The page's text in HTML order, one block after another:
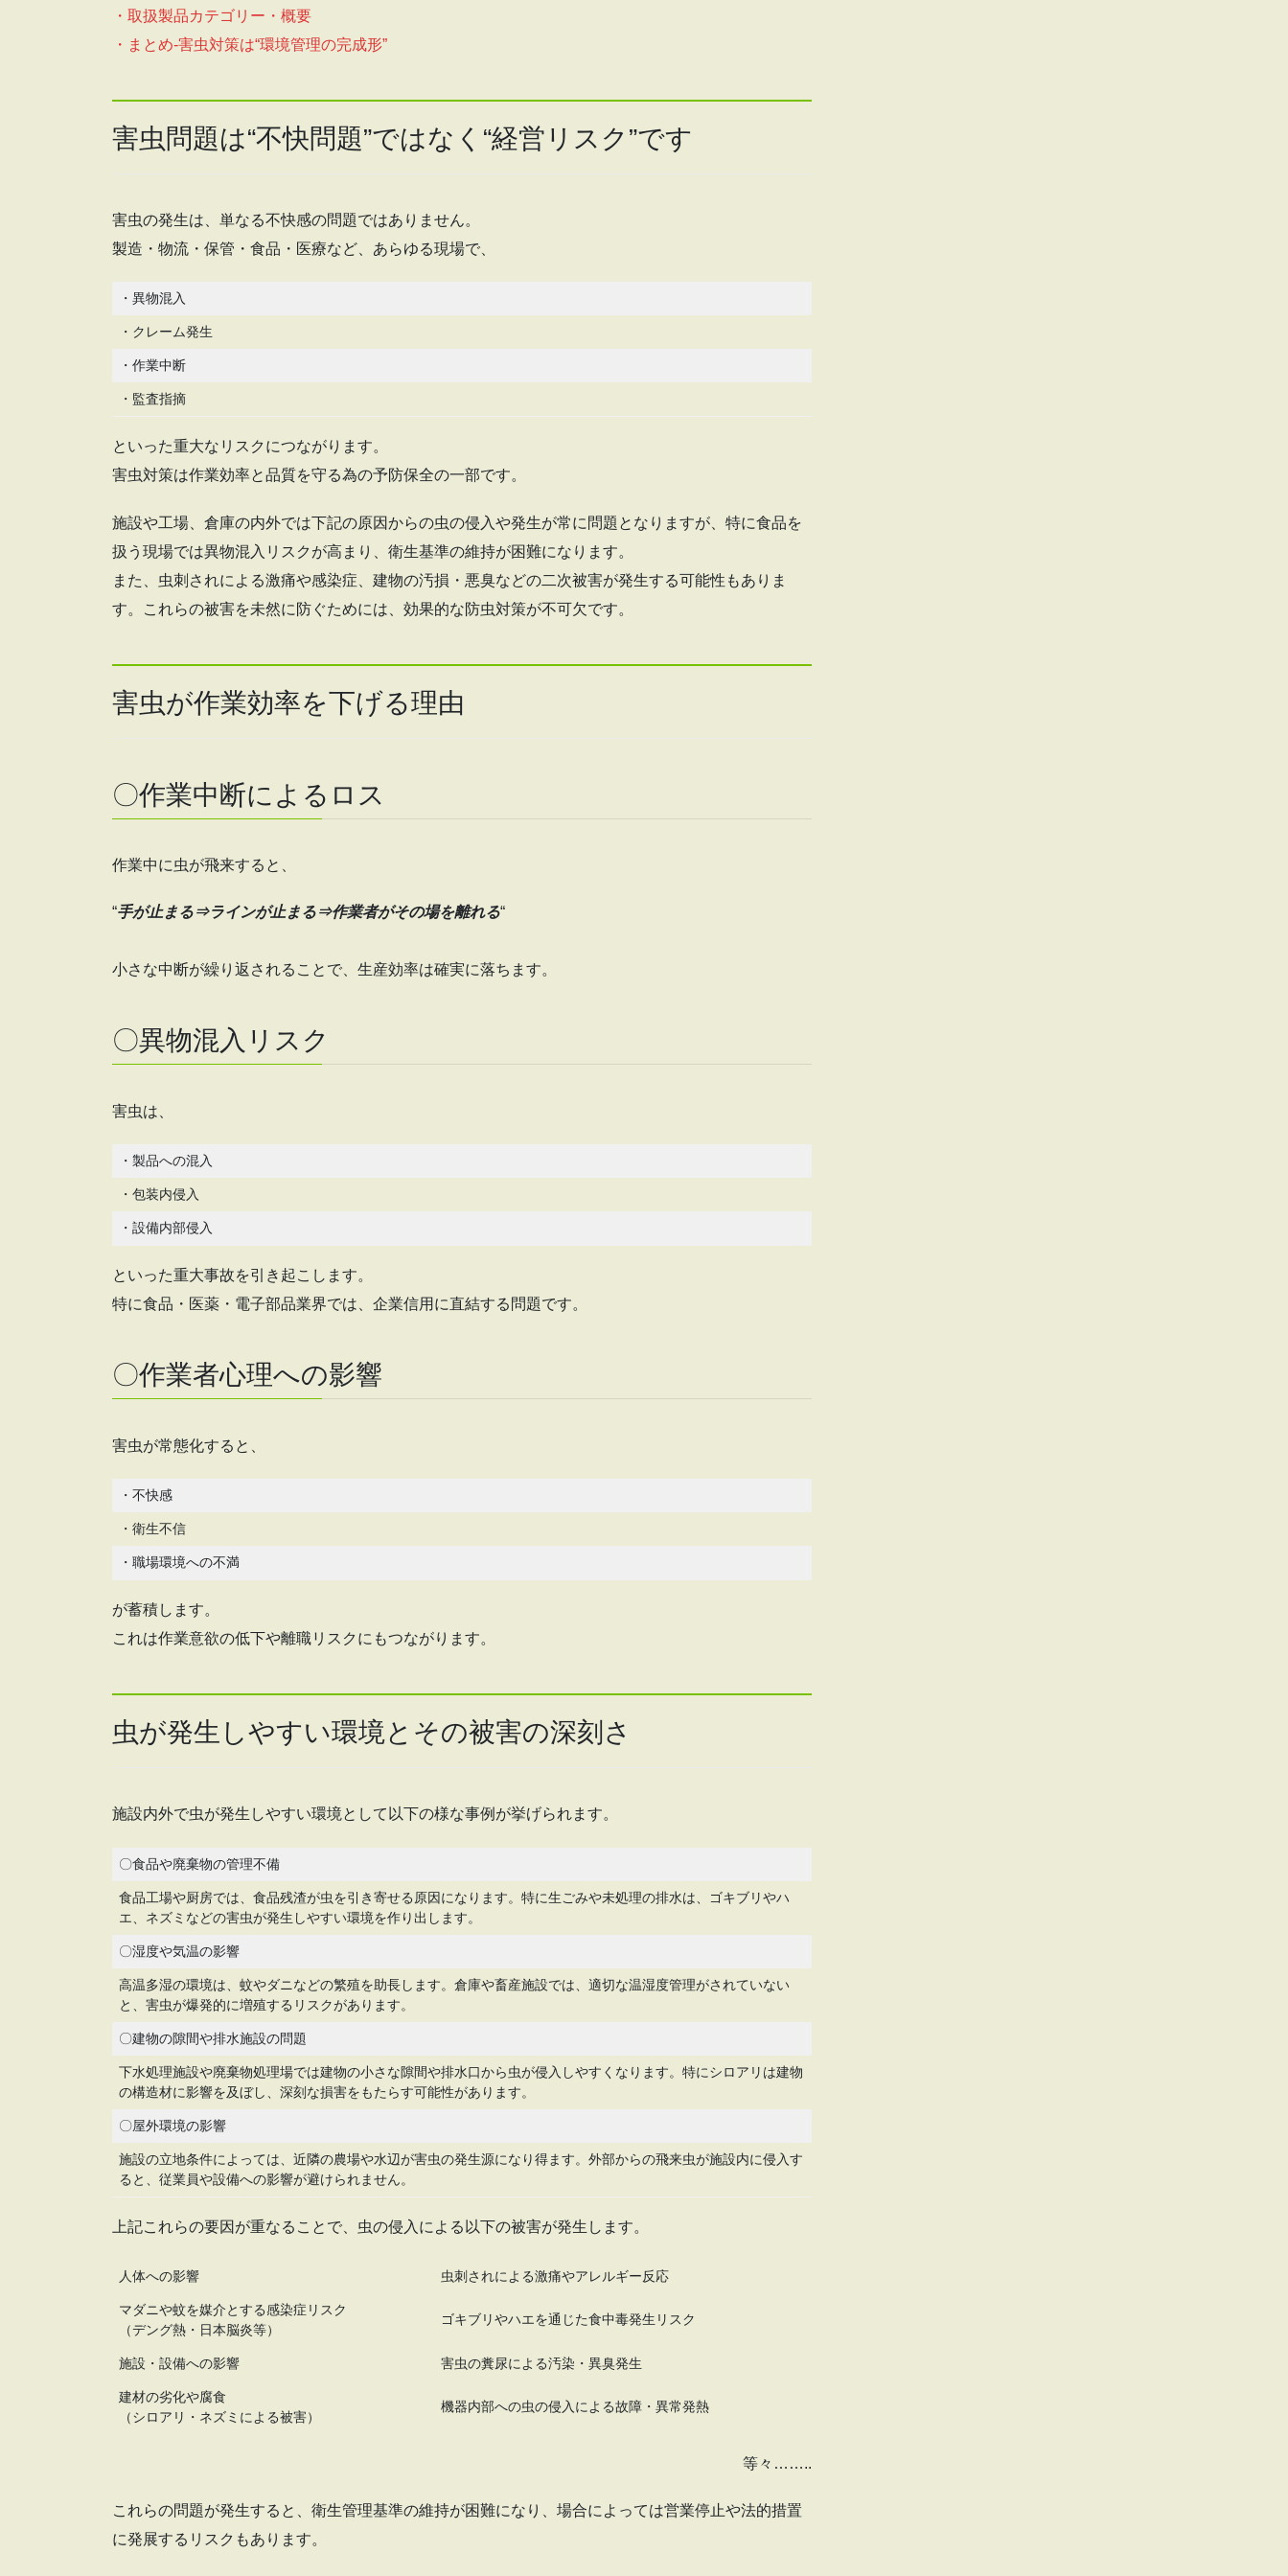
・取扱製品カテゴリー・概要
・まとめ-害虫対策は“環境管理の完成形”
害虫問題は“不快問題”ではなく“経営リスク”です
害虫の発生は、単なる不快感の問題ではありません。
製造・物流・保管・食品・医療など、あらゆる現場で、
・異物混入
・クレーム発生
・作業中断
・監査指摘
といった重大なリスクにつながります。
害虫対策は作業効率と品質を守る為の予防保全の一部です。
施設や工場、倉庫の内外では下記の原因からの虫の侵入や発生が常に問題となりますが、特に食品を
扱う現場では異物混入リスクが高まり、衛生基準の維持が困難になります。
また、虫刺されによる激痛や感染症、建物の汚損・悪臭などの二次被害が発生する可能性もありま
す。これらの被害を未然に防ぐためには、効果的な防虫対策が不可欠です。
害虫が作業効率を下げる理由
〇作業中断によるロス
作業中に虫が飛来すると、
“手が止まる⇒ラインが止まる⇒作業者がその場を離れる“
小さな中断が繰り返されることで、生産効率は確実に落ちます。
〇異物混入リスク
害虫は、
・製品への混入
・包装内侵入
・設備内部侵入
といった重大事故を引き起こします。
特に食品・医薬・電子部品業界では、企業信用に直結する問題です。
〇作業者心理への影響
害虫が常態化すると、
・不快感
・衛生不信
・職場環境への不満
が蓄積します。
これは作業意欲の低下や離職リスクにもつながります。
虫が発生しやすい環境とその被害の深刻さ
施設内外で虫が発生しやすい環境として以下の様な事例が挙げられます。
〇食品や廃棄物の管理不備
食品工場や厨房では、食品残渣が虫を引き寄せる原因になります。特に生ごみや未処理の排水は、ゴキブリやハ
エ、ネズミなどの害虫が発生しやすい環境を作り出します。
〇湿度や気温の影響
高温多湿の環境は、蚊やダニなどの繁殖を助長します。倉庫や畜産施設では、適切な温湿度管理がされていない
と、害虫が爆発的に増殖するリスクがあります。
〇建物の隙間や排水施設の問題
下水処理施設や廃棄物処理場では建物の小さな隙間や排水口から虫が侵入しやすくなります。特にシロアリは建物
の構造材に影響を及ぼし、深刻な損害をもたらす可能性があります。
〇屋外環境の影響
施設の立地条件によっては、近隣の農場や水辺が害虫の発生源になり得ます。外部からの飛来虫が施設内に侵入す
ると、従業員や設備への影響が避けられません。
上記これらの要因が重なることで、虫の侵入による以下の被害が発生します。
人体への影響 虫刺されによる激痛やアレルギー反応
マダニや蚊を媒介とする感染症リスク
（デング熱・日本脳炎等）
ゴキブリやハエを通じた食中毒発生リスク
施設・設備への影響 害虫の糞尿による汚染・異臭発生
建材の劣化や腐食
（シロアリ・ネズミによる被害）
機器内部への虫の侵入による故障・異常発熱
等々……..
これらの問題が発生すると、衛生管理基準の維持が困難になり、場合によっては営業停止や法的措置
に発展するリスクもあります。